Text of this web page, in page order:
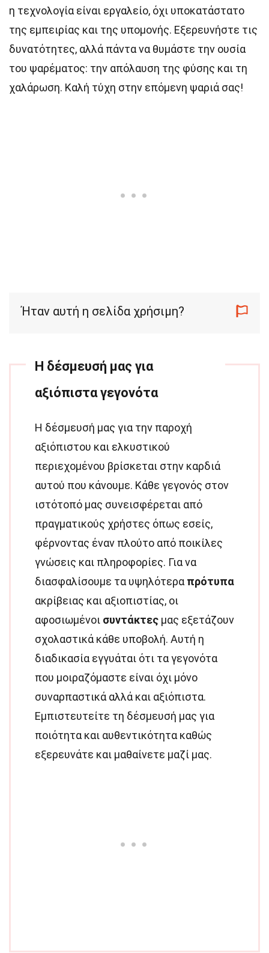
η τεχνολογία είναι εργαλείο, όχι υποκατάστατο
της εμπειρίας και της υπομονής. Εξερευνήστε τις
δυνατότητες, αλλά πάντα να θυμάστε την ουσία
του ψαρέματος: την απόλαυση της φύσης και τη
χαλάρωση. Καλή τύχη στην επόμενη ψαριά σας!
Ήταν αυτή η σελίδα χρήσιμη?
Η δέσμευσή μας για
αξιόπιστα γεγονότα
Η δέσμευσή μας για την παροχή
αξιόπιστου και ελκυστικού
περιεχομένου βρίσκεται στην καρδιά
αυτού που κάνουμε. Κάθε γεγονός στον
ιστότοπό μας συνεισφέρεται από
πραγματικούς χρήστες όπως εσείς,
φέρνοντας έναν πλούτο από ποικίλες
γνώσεις και πληροφορίες. Για να
διασφαλίσουμε τα υψηλότερα πρότυπα
ακρίβειας και αξιοπιστίας, οι
αφοσιωμένοι συντάκτες μας εξετάζουν
σχολαστικά κάθε υποβολή. Αυτή η
διαδικασία εγγυάται ότι τα γεγονότα
που μοιραζόμαστε είναι όχι μόνο
συναρπαστικά αλλά και αξιόπιστα.
Εμπιστευτείτε τη δέσμευσή μας για
ποιότητα και αυθεντικότητα καθώς
εξερευνάτε και μαθαίνετε μαζί μας.